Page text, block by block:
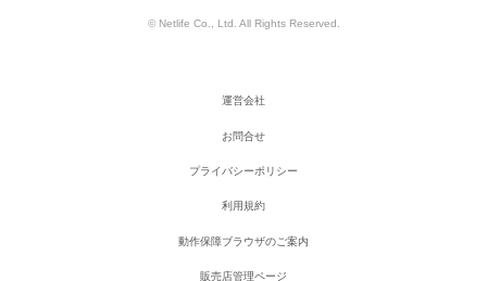
© Netlife Co., Ltd. All Rights Reserved.
運営会社
お問合せ
プライバシーポリシー
利用規約
動作保障ブラウザのご案内
販売店管理ページ